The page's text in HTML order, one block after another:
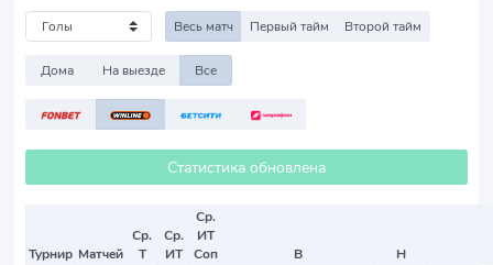
Весь матч Первый тайм Второй тайм
Дома На выезде Все
Статистика обновлена
Турнир Матчей
Ср.
Т
Ср.
ИТ
Ср.
ИТ
Соп
В
Н